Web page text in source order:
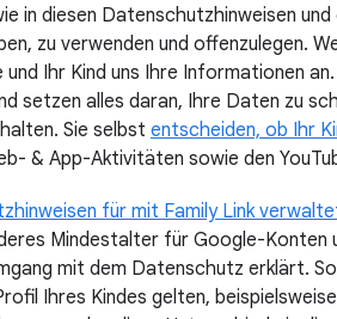
in diesen Datenschutzhinweisen und
zu verwenden und offenzulegen.
Ihr Kind uns Ihre Informationen
setzen alles daran, Ihre Daten zu
Sie selbst entscheiden, ob Ihr
& App-Aktivitäten sowie den
für mit Family Link
Mindestalter für Google-Konten
mit dem Datenschutz erklärt.
Ihres Kindes gelten,